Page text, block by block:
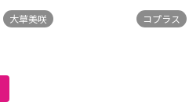
大草美咲 コプラス